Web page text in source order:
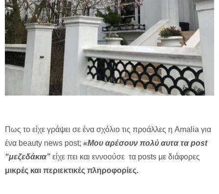
Πως το είχε γράψει σε ένα σχόλιο τις προάλλες η Amalia για
ένα beauty news post; «Μου αρέσουν πολύ αυτα τα post
“μεζεδάκια” είχε πει και εννοούσε τα posts με διάφορες
μικρές και περιεκτικές πληροφορίες.